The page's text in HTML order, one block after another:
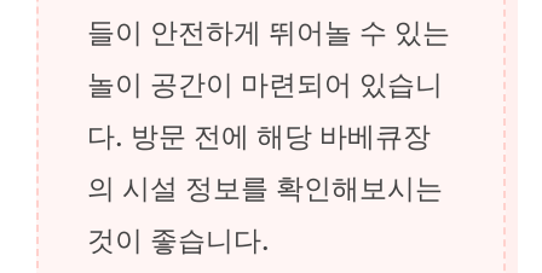
들이 안전하게 뛰어놀 수 있는
놀이 공간이 마련되어 있습니
다. 방문 전에 해당 바베큐장
의 시설 정보를 확인해보시는
것이 좋습니다.